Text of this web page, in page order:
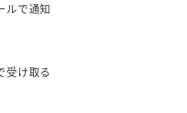
ルで通知
受け取る